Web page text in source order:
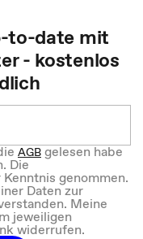
to-date mit
- kostenlos
AGBgelesen habe
Die
genommen.
Daten zur
Meine
jeweiligen
widerrufen.